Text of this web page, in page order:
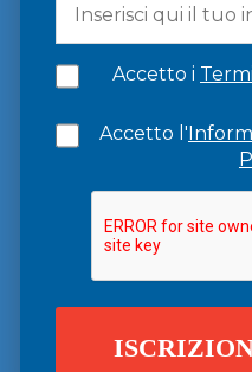
Accetto i
Accetto l'